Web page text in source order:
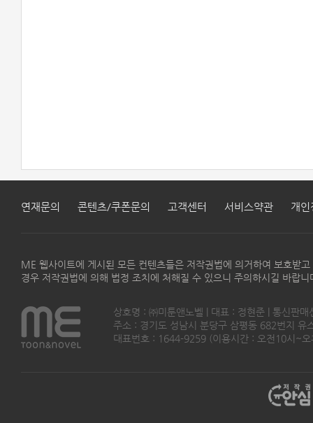
연재문의 콘텐츠/쿠폰문의 고객센터 서비스약관 개인
ME 웹사이트에 게시된 모든 컨텐츠들은 저작권법에 의거하여 보호받
경우 저작권법에 의해 법정 조치에 처해질 수 있으니 주의하시길 바랍니
상호명 : ㈜미툰앤노벨 | 대표 : 정현준 | 통신판
주소 : 경기도 성남시 분당구 삼평동 682번지
대표번호 : 1644-9259 (이용시간 : 오전10시~